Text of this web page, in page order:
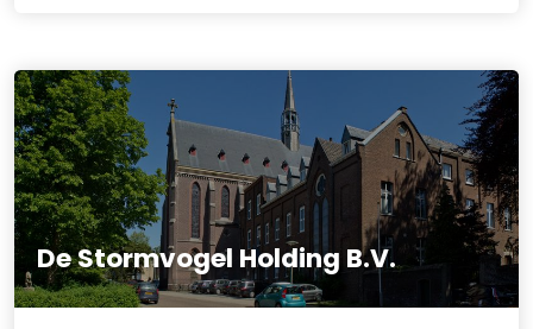
De Stormvogel Holding B.V.